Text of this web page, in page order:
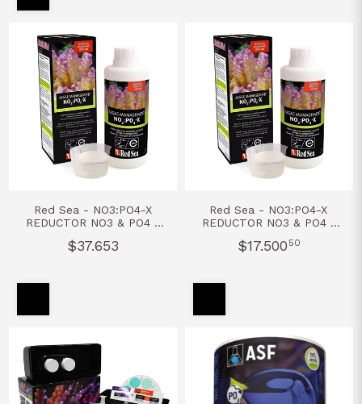
Red Sea - NO3:PO4-X
REDUCTOR NO3 & PO4 -
$37.653
Red Sea - NO3:PO4-X
REDUCTOR NO3 & PO4 -
$17.500 50